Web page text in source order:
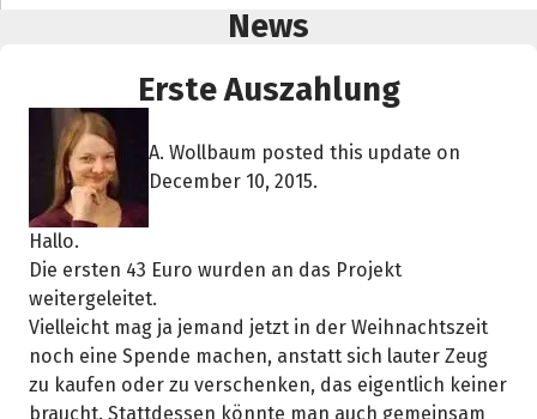
News
Erste Auszahlung
A. Wollbaum posted this update on
December 10, 2015.
Hallo.
Die ersten 43 Euro wurden an das Projekt
weitergeleitet.
Vielleicht mag ja jemand jetzt in der Weihnachtszeit
noch eine Spende machen, anstatt sich lauter Zeug
zu kaufen oder zu verschenken, das eigentlich keiner
braucht. Stattdessen könnte man auch gemeinsam